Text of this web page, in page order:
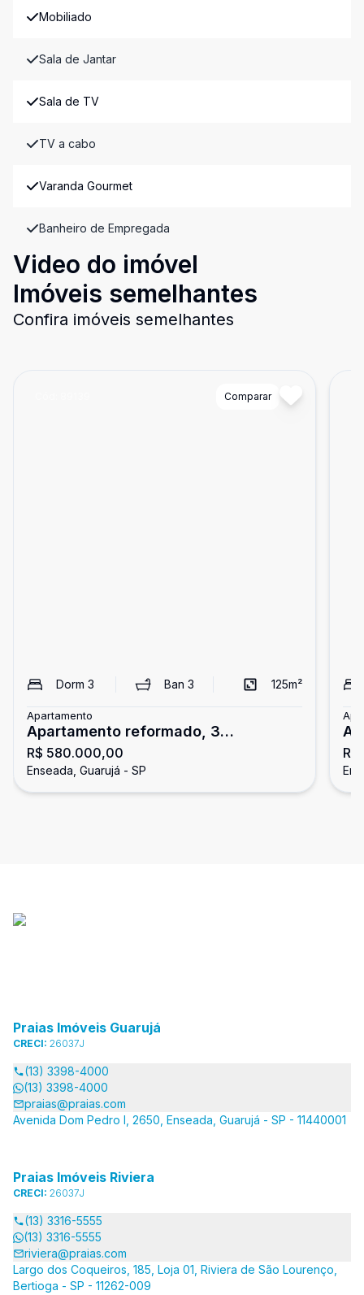
Mobiliado
Sala de Jantar
Sala de TV
TV a cabo
Varanda Gourmet
Banheiro de Empregada
Video do imóvel
Imóveis semelhantes
Confira imóveis semelhantes
Comparar
Dorm 3 Ban3 125m²
Apartamento
Apartamento reformado, 3
dormitórios, Enseada, Guarujá
R$ 580.000,00
Enseada, Guarujá - SP
Praias Imóveis Guarujá
CRECI: 26037J
(13) 3398-4000
(13) 3398-4000
praias@praias.com
Avenida Dom Pedro I, 2650, Enseada, Guarujá - SP - 11440001
Praias Imóveis Riviera
CRECI: 26037J
(13) 3316-5555
(13) 3316-5555
riviera@praias.com
Largo dos Coqueiros, 185, Loja 01, Riviera de São Lourenço,
Bertioga - SP - 11262-009